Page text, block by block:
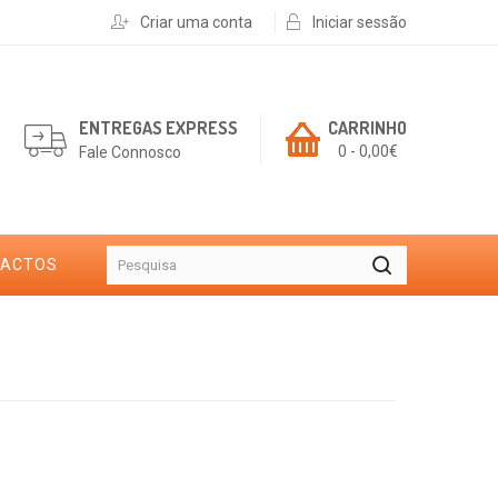
Criar uma conta Iniciar sessão
CARRINHO
0 - 0,00€
ENTREGAS EXPRESS
Fale Connosco